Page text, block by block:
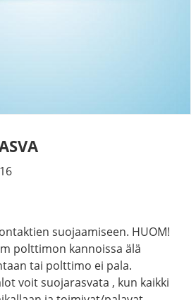
suojaamiseen. HUOM!
polttimon kannoissa älä
tai polttimo ei pala.
voit suojarasvata , kun kaikki